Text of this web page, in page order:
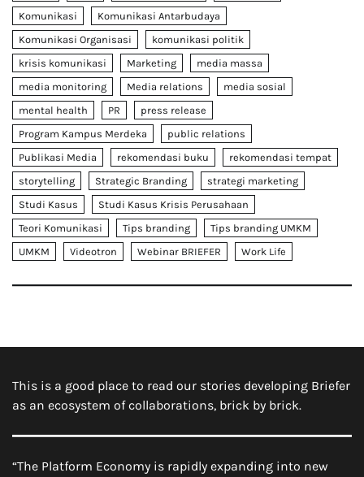
Komunikasi
Komunikasi Antarbudaya
Komunikasi Organisasi
komunikasi politik
krisis komunikasi
Marketing
media massa
media monitoring
Media relations
media sosial
mental health
PR
press release
Program Kampus Merdeka
public relations
Publikasi Media
rekomendasi buku
rekomendasi tempat
storytelling
Strategic Branding
strategi marketing
Studi Kasus
Studi Kasus Krisis Perusahaan
Teori Komunikasi
Tips branding
Tips branding UMKM
UMKM
Videotron Webinar BRIEFER Work Life
This is a good place to read our stories developing Briefer
as an ecosystem of collaborations, brick by brick.
“The Platform Economy is rapidly expanding into new